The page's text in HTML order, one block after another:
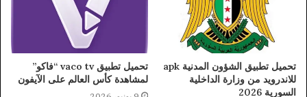
تحميل تطبيق الشؤون المدنية apk
للاندرويد من وزارة الداخلية
السورية 2026
تحميل تطبيق vaco tv “فاكو”
لمشاهدة كأس العالم على الآيفون